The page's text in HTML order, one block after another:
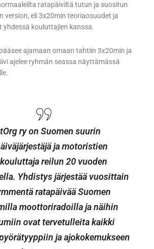
ratapäiviltä tutun ja suositun
version, eli 3x20min teoriaosuudet ja
yhdessä kouluttajien kanssa.
ajamaan omaan tahtiin 3x20min ja
ajelee ryhmän seassa näyttämässä
ry on Suomen suurin
ja motoristien
reilun 20 vuoden
Yhdistys järjestää vuosittain
ratapäivää Suomen
moottoriradoilla ja näihin
ovat tervetulleita kaikki
ja ajokokemukseen